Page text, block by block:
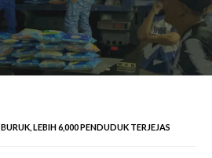
LEBIH 6,000 PENDUDUK TERJEJAS